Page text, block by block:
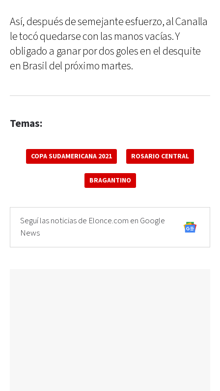
Así, después de semejante esfuerzo, al Canalla
le tocó quedarse con las manos vacías. Y
obligado a ganar por dos goles en el desquite
en Brasil del próximo martes.
Temas:
COPA SUDAMERICANA 2021 ROSARIO CENTRAL
BRAGANTINO
Seguí las noticias de Elonce.com en Google
News